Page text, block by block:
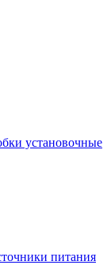
установочные
питания